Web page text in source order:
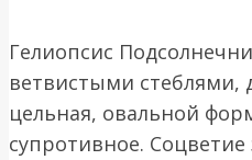
Гелиопсис
ветвистыми стеблями,
цельная, овальной
супротивное.